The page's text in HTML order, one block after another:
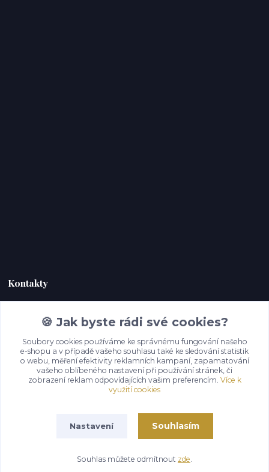
Kontakty
Zákaznická podpora Hoky kůže
+420 732 292 232
(Po-Pá, 9-18 hod.)
info@hoky-kuze.cz
Vytvořeno na Eshop-rychle.cz
🍪 Jak byste rádi své cookies?
Soubory cookies používáme ke správnému fungování našeho
e-shopu a v případě vašeho souhlasu také ke sledování statistik
o webu, měření efektivity reklamních kampaní, zapamatování
vašeho oblíbeného nastavení při používání stránek, či
zobrazení reklam odpovídajících vašim preferencím. Více k
využití cookies
Nastavení Souhlasím
Souhlas můžete odmítnout zde